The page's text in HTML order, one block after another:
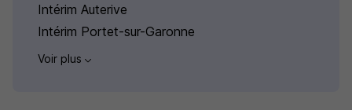
Intérim Auterive
Intérim Portet-sur-Garonne
Voir plus